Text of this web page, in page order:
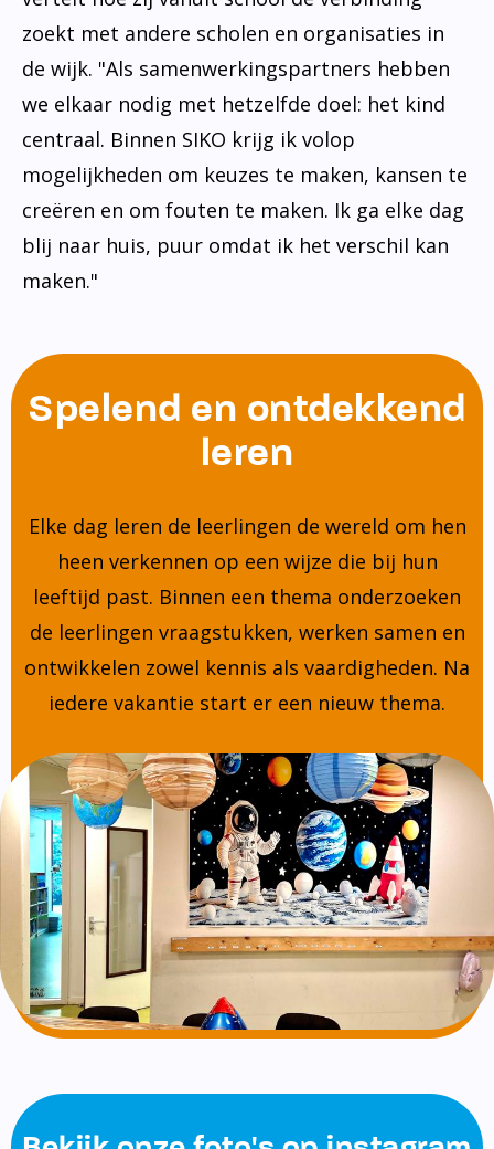
zoekt met andere scholen en organisaties in
de wijk. "Als samenwerkingspartners hebben
we elkaar nodig met hetzelfde doel: het kind
centraal. Binnen SIKO krijg ik volop
mogelijkheden om keuzes te maken, kansen te
creëren en om fouten te maken. Ik ga elke dag
blij naar huis, puur omdat ik het verschil kan
maken."
Spelend en ontdekkend
leren
Elke dag leren de leerlingen de wereld om hen
heen verkennen op een wijze die bij hun
leeftijd past. Binnen een thema onderzoeken
de leerlingen vraagstukken, werken samen en
ontwikkelen zowel kennis als vaardigheden. Na
iedere vakantie start er een nieuw thema.